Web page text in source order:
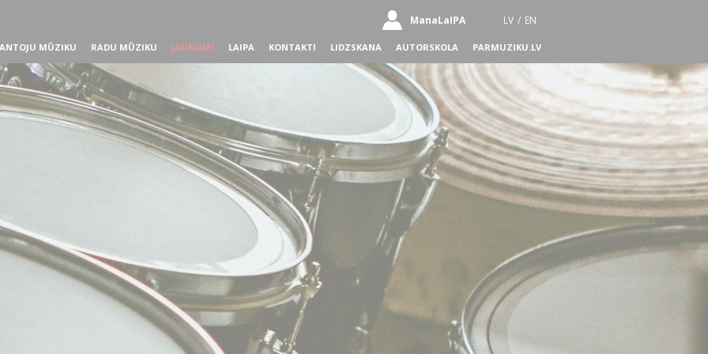
ManaLaIPA LV / EN
MŪZIKU RADU MŪZIKU JAUNUMI LAIPA KONTAKTI LIDZSKANA AUTORSKOLA PARMUZIKU.LV